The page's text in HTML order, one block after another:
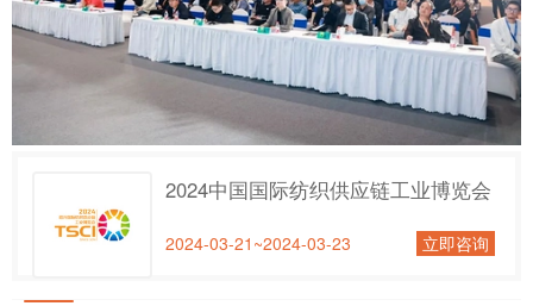
2024中国国际纺织供应链工业博览会
2024-03-21~2024-03-23 立即咨询